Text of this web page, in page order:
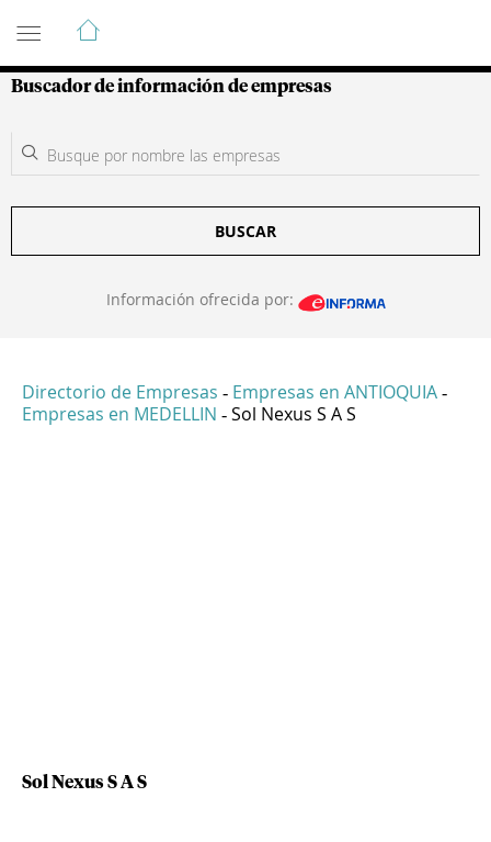
Guía de Empresas Colombianas
Buscador de información de empresas
BUSCAR
Información ofrecida por:
Directorio de Empresas - Empresas en ANTIOQUIA -
Empresas en MEDELLIN - Sol Nexus S A S
Sol Nexus S A S